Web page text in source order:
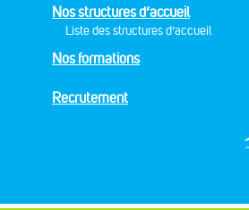
Nos structures d’accueil
Liste des structures d’accueil
Nos formations
Recrutement